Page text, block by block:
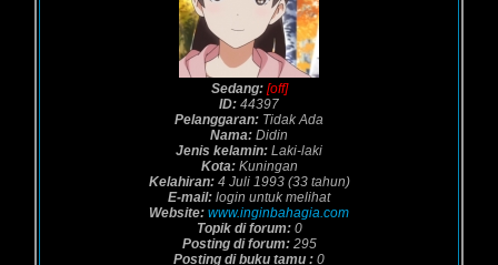
Sedang: [off]
ID: 44397
Pelanggaran: Tidak Ada
Nama: Didin
Jenis kelamin: Laki-laki
Kota: Kuningan
Kelahiran: 4 Juli 1993 (33 tahun)
E-mail: login untuk melihat
Website: www.inginbahagia.com
Topik di forum: 0
Posting di forum: 295
Posting di buku tamu : 0